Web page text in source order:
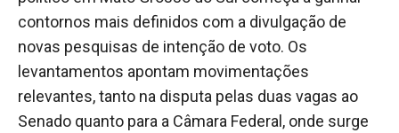
contornos mais definidos com a divulgação de
novas pesquisas de intenção de voto. Os
levantamentos apontam movimentações
relevantes, tanto na disputa pelas duas vagas ao
Senado quanto para a Câmara Federal, onde surge